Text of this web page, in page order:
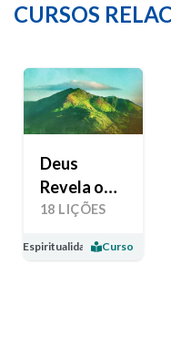
CURSOS
Deus
Revela o
Seu Amor
18 LIÇÕES
Espiritualidade Curso